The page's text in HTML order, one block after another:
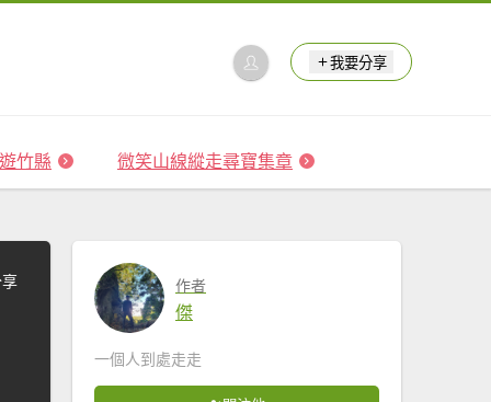
我要分享
竹縣 微笑山線縱走尋寶集章
作者
傑
一個人到處走走